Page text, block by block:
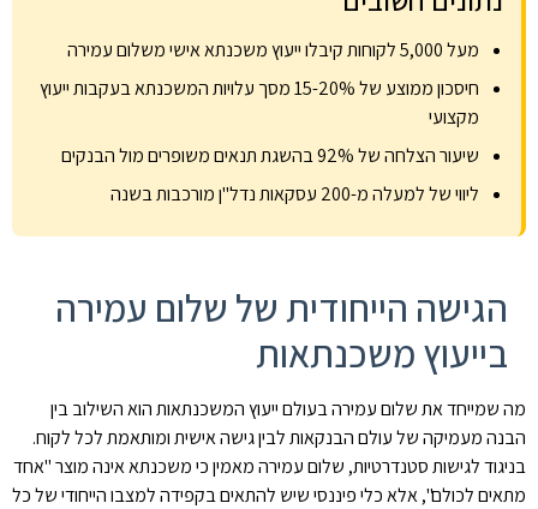
מעל 5,000 לקוחות קיבלו ייעוץ משכנתא אישי משלום עמירה
חיסכון ממוצע של 15-20% מסך עלויות המשכנתא בעקבות ייעוץ
מקצועי
שיעור הצלחה של 92% בהשגת תנאים משופרים מול הבנקים
ליווי של למעלה מ-200 עסקאות נדל"ן מורכבות בשנה
הגישה הייחודית של שלום עמירה
בייעוץ משכנתאות
מה שמייחד את שלום עמירה בעולם ייעוץ המשכנתאות הוא השילוב בין
הבנה מעמיקה של עולם הבנקאות לבין גישה אישית ומותאמת לכל לקוח.
בניגוד לגישות סטנדרטיות, שלום עמירה מאמין כי משכנתא אינה מוצר "אחד
מתאים לכולם", אלא כלי פיננסי שיש להתאים בקפידה למצבו הייחודי של כל